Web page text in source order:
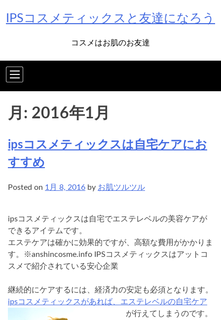
IPSコスメティックスと友達になろう
コスメはお肌のお友達
月: 2016年1月
ipsコスメティックスは自宅ケアにお
すすめ
Posted on 1月 8, 2016 by お肌ツルツル
ipsコスメティックスは自宅でエステレベルの美容ケアが
できるアイテムです。
エステケアは確かに効果的ですが、高額な費用がかかりま
す。※anshincosme.info IPSコスメティックスはアットコ
スメで紹介されている安心企業
継続的にケアするには、経済力の安定も必須となります。
ipsコスメティックスがあれば、エステレベルの自宅ケア
が行えてしまうのです。